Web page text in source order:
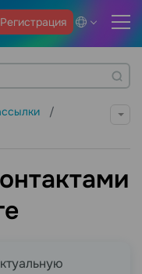
Регистрация